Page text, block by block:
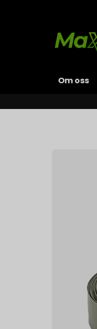
Om oss